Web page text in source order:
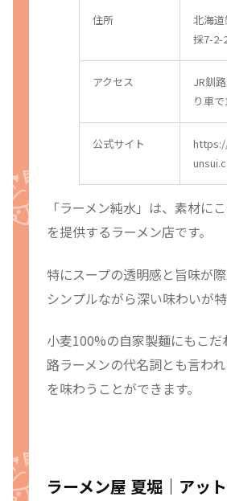
住所
北海
採7-2-
アクセス
JR釧
り車
公式サイト
「ラーメン純水」は、素材に
を提供するラーメン店です。
特にスープの透明感と旨味が際
シンプルながら深い味わいが特
小麦100%の自家製麺にもこだ
路ラーメンの代名詞とも言わ
を味わうことができます。
ラーメン屋 夏堀｜アッ